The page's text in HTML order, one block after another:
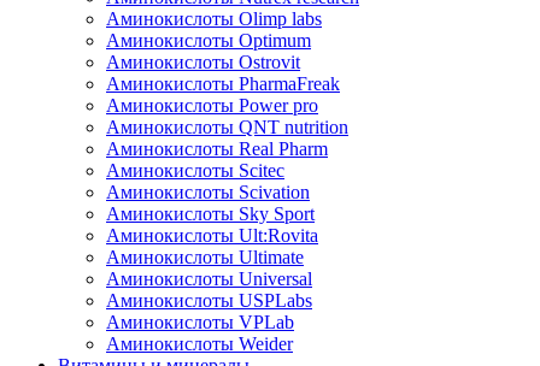
Аминокислоты Olimp labs
Аминокислоты Optimum
Аминокислоты Ostrovit
Аминокислоты PharmaFreak
Аминокислоты Power pro
Аминокислоты QNT nutrition
Аминокислоты Real Pharm
Аминокислоты Scitec
Аминокислоты Scivation
Аминокислоты Sky Sport
Аминокислоты Ult:Rovita
Аминокислоты Ultimate
Аминокислоты Universal
Аминокислоты USPLabs
Аминокислоты VPLab
Аминокислоты Weider